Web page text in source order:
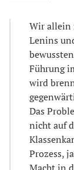
Wir allein
Lenins
Führung
wird
Das
nicht auf
Prozess,
Macht in